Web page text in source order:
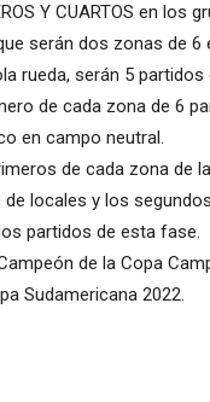
Y CUARTOS en los
serán dos zonas de 6
rueda, serán 5 partidos
de cada zona de 6
en campo neutral.
de cada zona de
de locales y los
partidos de esta fase.
de la Copa
Sudamericana 2022.